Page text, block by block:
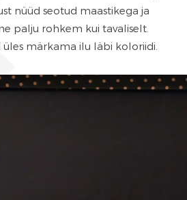
nüüd seotud maastikega ja
palju rohkem kui tavaliselt.
märkama ilu läbi koloriidi.